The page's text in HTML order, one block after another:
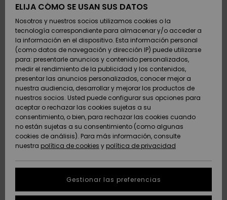
Zapatos y
chanclas
Surf
Snow
Novedades
Destacados
Zapatos y
chanclas
Surf
Snow
Novedades
Destacados
Destacados
Snow
SURF
Highlights
Comunidad
SNOW
Snow Niños
Tienda
Snow Mujer
Destacados
Comunidad
DOBLE
PROMO
Outlet
Mujer
AYUDA &
CONTACTO
Devoluciones
Pago
Tarjeta de
regalo
Quiksilver
Freedom
Protección de
datos
personales
SOSTENIBILIDAD
ELIJA CÓMO SE USAN SUS DATOS
Nosotros y nuestros socios utilizamos cookies o la
tecnología correspondiente para almacenar y/o acceder a
la información en el dispositivo. Esta información personal
(como datos de navegación y dirección IP) puede utilizarse
para: presentarle anuncios y contenido personalizados,
medir el rendimiento de la publicidad y los contenidos,
presentar las anuncios personalizados, conocer mejor a
nuestra audiencia, desarrollar y mejorar los productos de
nuestros socios. Usted puede configurar sus opciones para
aceptar o rechazar las cookies sujetas a su
consentimiento, o bien, para rechazar las cookies cuando
no están sujetas a su consentimiento (como algunas
cookies de análisis). Para más información, consulte
nuestra política de cookies y política de privacidad
Gestionar las preferencias